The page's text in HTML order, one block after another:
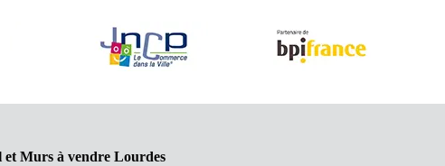
et Murs à vendre Lourdes